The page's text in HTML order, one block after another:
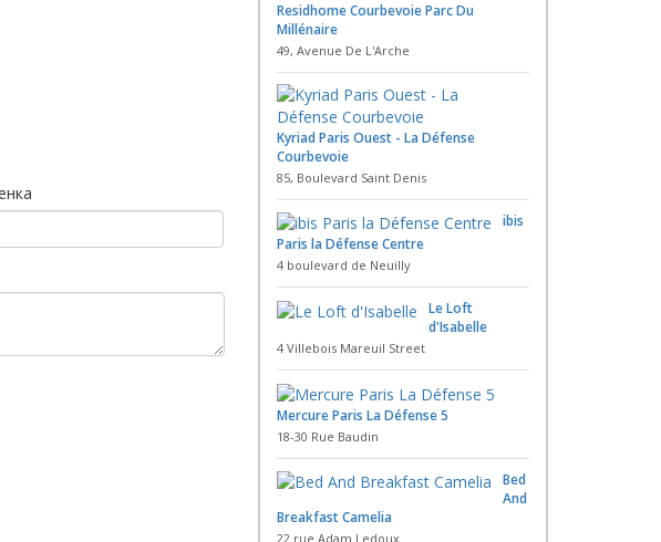
Residhome Courbevoie Parc Du
Millénaire
49, Avenue De L'Arche
Kyriad Paris Ouest - La Défense
Courbevoie
85, Boulevard Saint Denis
ibis
Paris la Défense Centre
4 boulevard de Neuilly
Le Loft
d'Isabelle
4 Villebois Mareuil Street
Mercure Paris La Défense 5
18-30 Rue Baudin
Bed
And
Breakfast Camelia
22 rue Adam Ledoux